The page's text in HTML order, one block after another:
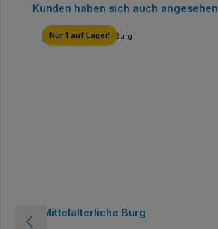
Produktgalerie überspringen
Kunden haben sich auch angesehen
Nur 1 auf Lager!
Mittelalterliche Burg